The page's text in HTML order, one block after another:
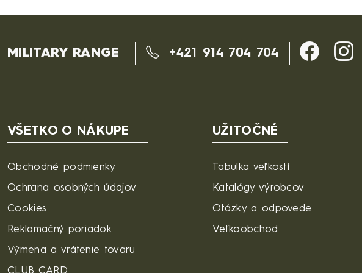
MILITARY RANGE +421 914 704 704
VŠETKO O NÁKUPE
Obchodné podmienky
Ochrana osobných údajov
Cookies
Reklamačný poriadok
Výmena a vrátenie tovaru
CLUB CARD
UŽITOČNÉ
Tabulka veľkostí
Katalógy výrobcov
Otázky a odpovede
Veľkoobchod